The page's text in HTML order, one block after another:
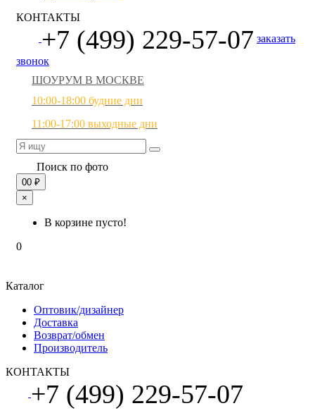
КОНТАКТЫ
+7 (499) 229-57-07 заказать
звонок
ШОУРУМ В МОСКВЕ
10:00-18:00 будние дни
11:00-17:00 выходные дни
Поиск по фото
00 ₽
×
В корзине пусто!
0
Каталог
Оптовик/дизайнер
Доставка
Возврат/обмен
Производитель
КОНТАКТЫ
+7 (499) 229-57-07